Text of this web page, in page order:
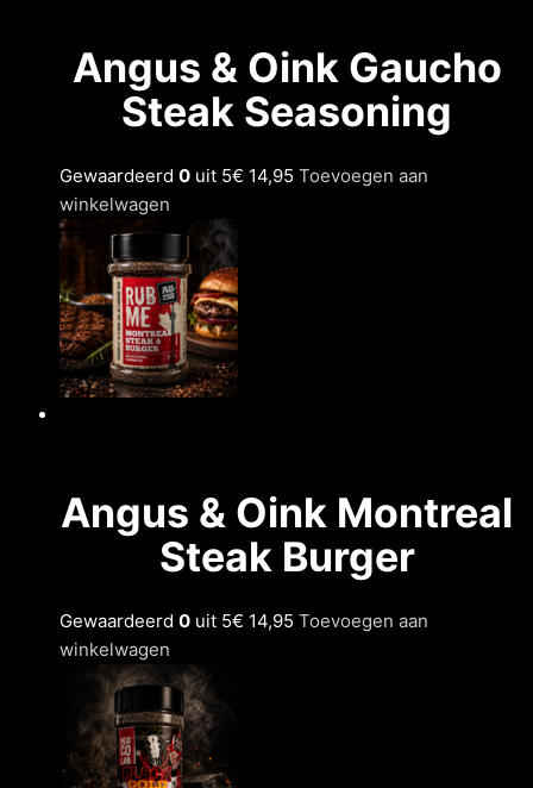
Angus & Oink Gaucho
Steak Seasoning
Gewaardeerd 0 uit 5€ 14,95 Toevoegen aan
winkelwagen
Angus & Oink Montreal
Steak Burger
Gewaardeerd 0 uit 5€ 14,95 Toevoegen aan
winkelwagen